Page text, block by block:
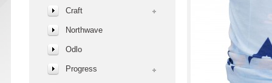
Craft
Northwave
Odlo
Progress